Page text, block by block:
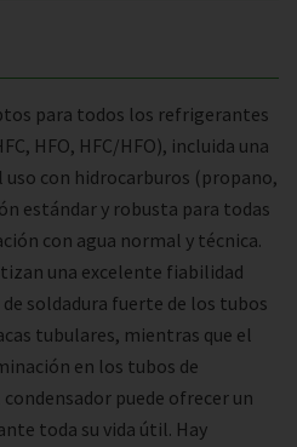
para todos los refrigerantes
HFO, HFC/HFO), incluida una
con hidrocarburos (propano,
estándar y robusta para todas
con agua normal y técnica.
una excelente fiabilidad
soldadura fuerte de los tubos
tubulares, mientras que el
en los tubos de
puede ofrecer un
toda su vida útil. Hay